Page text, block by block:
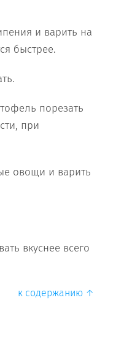
и варить на
быстрее.
порезать
при
овощи и варить
вкуснее всего
к содержанию ↑